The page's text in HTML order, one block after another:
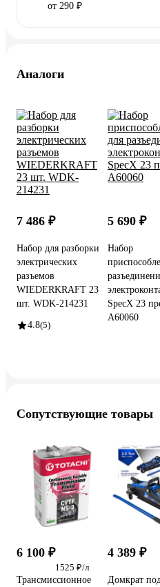
от 290 ₽
Аналоги
7 486 ₽
Набор для разборки
электрических
разъемов
WIEDERKRAFT 23
шт. WDK-214231
4.8(5)
5 690 ₽
Набор
SpecX 23
A60060
Сопутствующие товары
6 100 ₽
1525 ₽/л
Трансмиссионное
4 389 ₽
Домкрат